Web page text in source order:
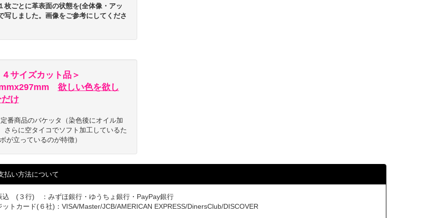
枚ごとに革表面の状態を(全体像・アッ
写しました。画像をご参考にしてくださ
サイズカット品＞
欲しい色を欲し
け
番商品のバケッタ（染色後にオイル加
さらに空タイコでソフト加工しているた
が立っているのが特徴）
払い方法について
込 (３行) ：みずほ銀行・ゆうちょ銀行・PayPay銀行
ットカード(６社)：VISA/Master/JCB/AMERICAN EXPRESS/DinersClub/DISCOVER